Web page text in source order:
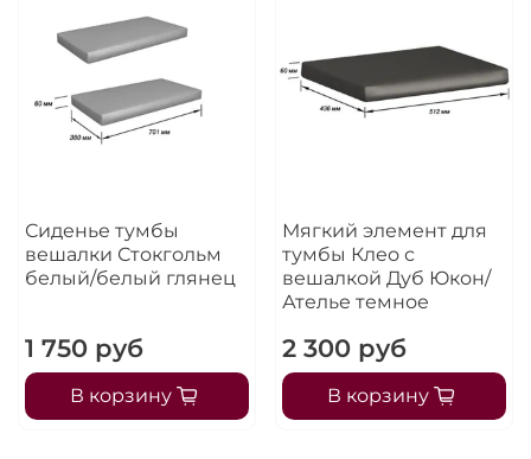
Сиденье тумбы
вешалки Стокгольм
белый/белый глянец
1 750 руб
В корзину
Мягкий элемент для
тумбы Клео с
вешалкой Дуб Юкон/
Ателье темное
2 300 руб
В корзину
25
раз в 2 недели
Остались вопросы?
8 800 302-02-51